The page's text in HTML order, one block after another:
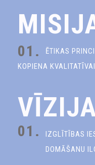
01.
ĒTIKAS
KOPIENA
01.
IZGLĪTĪBAS
DOMĀŠANU